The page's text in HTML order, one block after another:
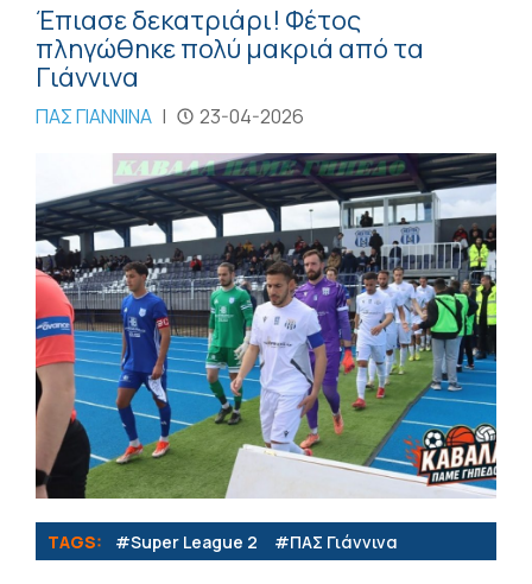
Έπιασε δεκατριάρι! Φέτος
πληγώθηκε πολύ μακριά από τα
Γιάννινα
ΠΑΣ ΓΙΑΝΝΙΝΑ | 23-04-2026
TAGS: #Super League 2 #ΠΑΣ Γιάννινα